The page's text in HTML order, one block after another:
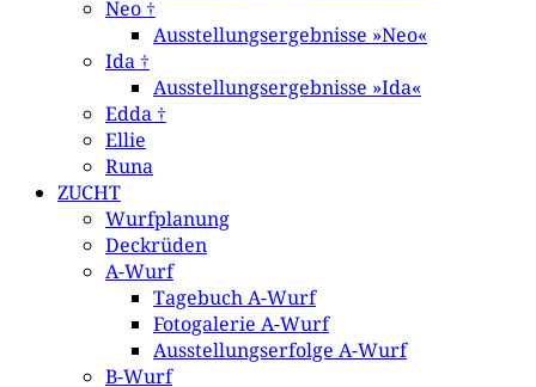
Neo †
Ausstellungsergebnisse »Neo«
Ida †
Ausstellungsergebnisse »Ida«
Edda †
Ellie
Runa
ZUCHT
Wurfplanung
Deckrüden
A-Wurf
Tagebuch A-Wurf
Fotogalerie A-Wurf
Ausstellungserfolge A-Wurf
B-Wurf